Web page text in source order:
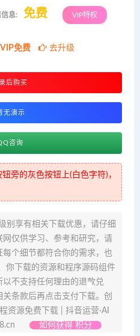
息: 免费 VIP特权
免费 去升级
后购买
无演示
咨询
旁的灰色按钮上(白色字符)，
别享有相关下载优惠，请仔细
仅供学习、参考和研究，请
个细节都符合你的需求，也
你下载的资源和程序源码组件
不支持任何理由的退款兑
条款后再点击支付下载。创
资源免费下载 | 抖音运营·AI
如何获得 积分